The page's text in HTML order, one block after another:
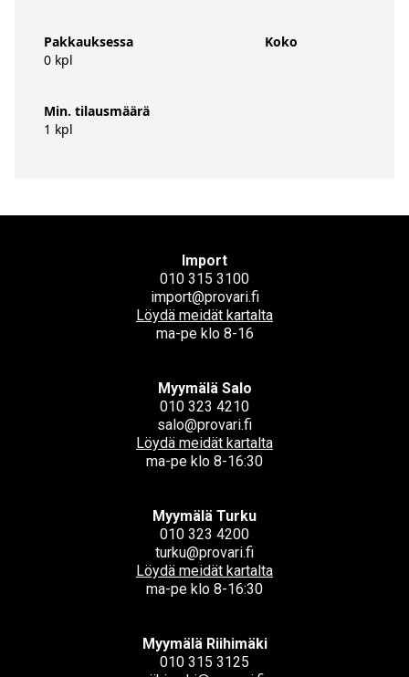
Pakkauksessa
0 kpl
Min. tilausmäärä
1 kpl
Koko
Import
010 315 3100
import@provari.fi
Löydä meidät kartalta
ma-pe klo 8-16
Myymälä Salo
010 323 4210
salo@provari.fi
Löydä meidät kartalta
ma-pe klo 8-16:30
Myymälä Turku
010 323 4200
turku@provari.fi
Löydä meidät kartalta
ma-pe klo 8-16:30
Myymälä Riihimäki
010 315 3125